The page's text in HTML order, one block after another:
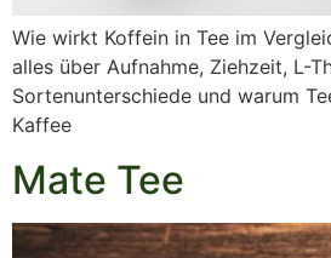
Wie wirkt Koffein in Tee im
alles über Aufnahme, Ziehzeit, L-
Sortenunterschiede und warum
Kaffee
Mate Tee